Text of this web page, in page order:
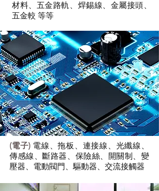
材料、五金路軌、焊錫線、金屬接頭、
五金較 等等
(電子) 電線、拖板、連接線、光纖線、
傳感線、斷路器、保險絲、開關制、變
壓器、電動閥門、驅動器、交流接觸器